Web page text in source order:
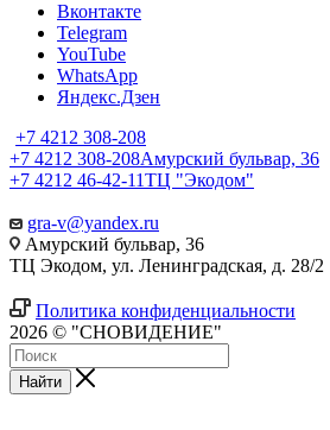
Вконтакте
Telegram
YouTube
WhatsApp
Яндекс.Дзен
+7 4212 308-208
+7 4212 308-208Амурский бульвар, 36
+7 4212 46-42-11ТЦ "Экодом"
gra-v@yandex.ru
Амурский бульвар, 36
ТЦ Экодом, ул. Ленинградская, д. 28/2
Политика конфиденциальности
2026 © "СНОВИДЕНИЕ"
Найти